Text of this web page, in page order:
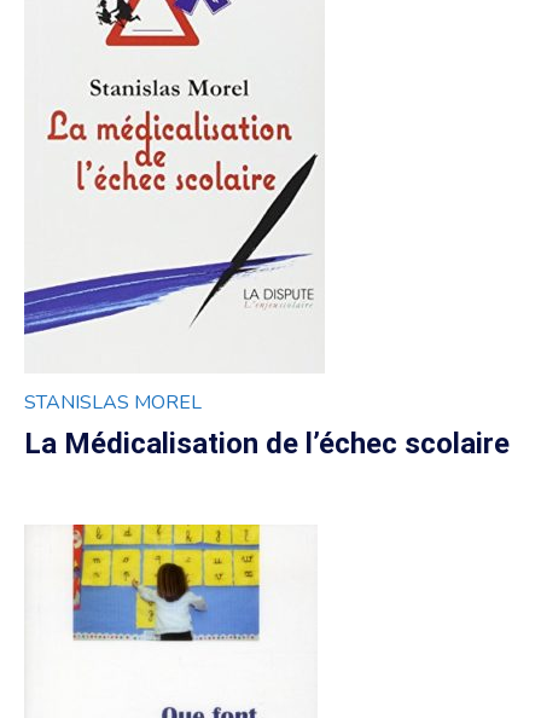
STANISLAS MOREL
La Médicalisation de l’échec scolaire